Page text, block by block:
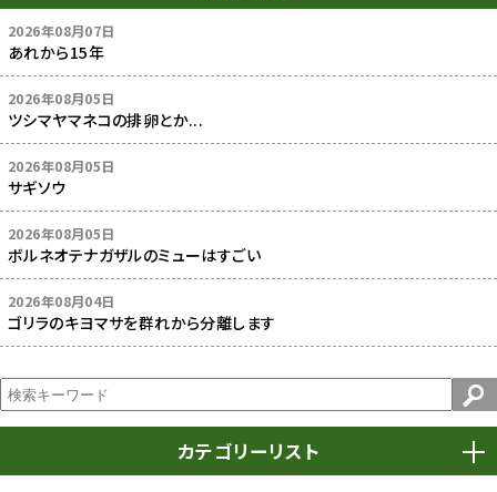
2026年08月07日
あれから15年
2026年08月05日
ツシマヤマネコの排卵とか...
2026年08月05日
サギソウ
2026年08月05日
ボルネオテナガザルのミューはすごい
2026年08月04日
ゴリラのキヨマサを群れから分離します
カテゴリーリスト